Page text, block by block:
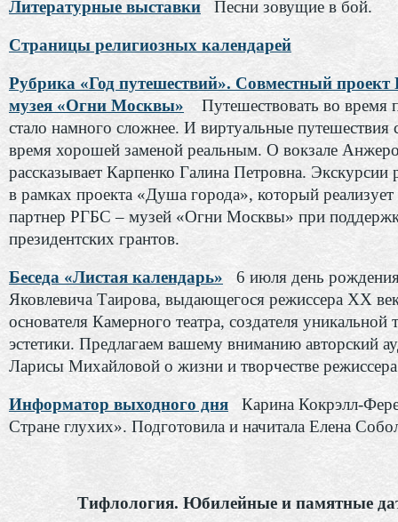
Литературные выставки Песни зовущие в бой.
Страницы религиозных календарей
Рубрика «Год путешествий». Совместный
музея «Огни Москвы»
Путешествовать во время
стало намного сложнее. И виртуальные путешествия
время хорошей заменой реальным. О вокзале
рассказывает Карпенко Галина Петровна. Экскурсии
в рамках проекта «Душа города», который реализует
партнер РГБС – музей «Огни Москвы» при
президентских грантов.
Беседа «Листая календарь»
6 июля день
Яковлевича Таирова, выдающегося режиссера ХХ
основателя Камерного театра, создателя уникальной
эстетики. Предлагаем вашему вниманию авторский
Ларисы Михайловой о жизни и творчестве
Информатор выходного дня
Карина Кокрэлл-
Стране глухих». Подготовила и начитала Елена
Тифлология. Юбилейные и памятные